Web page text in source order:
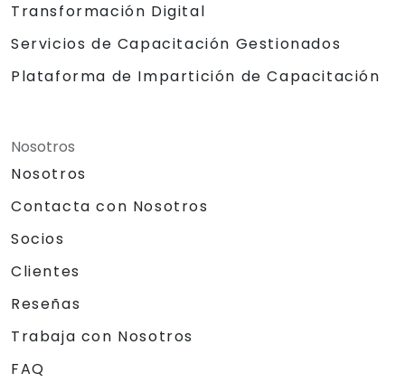
Transformación Digital
Servicios de Capacitación Gestionados
Plataforma de Impartición de Capacitación
Nosotros
Nosotros
Contacta con Nosotros
Socios
Clientes
Reseñas
Trabaja con Nosotros
FAQ